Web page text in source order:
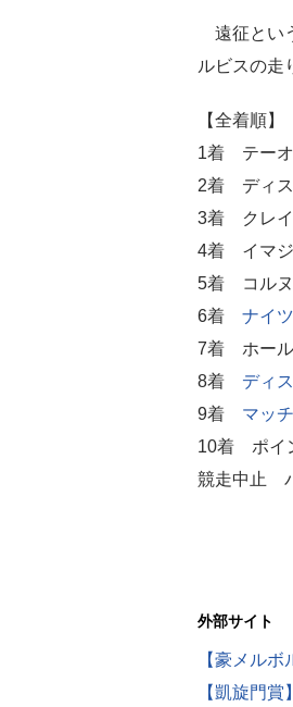
遠征とい
ルビスの走
【全着順】
1着 テーオ
2着 ディス
3着 クレイ
4着 イマジ
5着 コルヌ
6着 ナイツ
7着 ホール
8着 ディ
9着 マッ
10着 ポイ
競走中止
外部サイト
【豪メル